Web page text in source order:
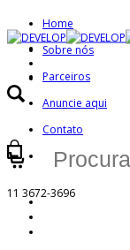
Home
Sobre nós
Parceiros
Anuncie aqui
Contato
Minha Conta
11 3672-3696
Buscar
por: